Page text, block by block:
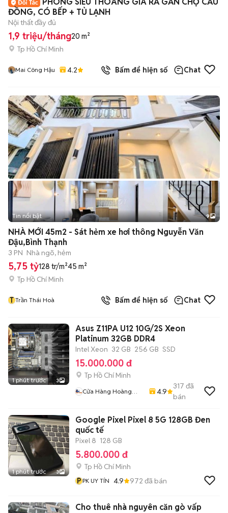
ĐỒNG, CÓ BẾP + TỦ LẠNH
Nội thất đầy đủ
1,9 triệu/tháng20 m²
Tp Hồ Chí Minh
Mai Công Hậu 4.2 Bấm để hiện số Chat
+2
Tin nổi bật 9
NHÀ MỚI 45m2 - Sát hẻm xe hơi thông Nguyễn Văn
Đậu,Bình Thạnh
3 PN Nhà ngõ, hẻm
5,75 tỷ128 tr/m²45 m²
Tp Hồ Chí Minh
T Trần Thái Hoà Bấm để hiện số Chat
1 phút trước 3
Asus Z11PA U12 10G/2S Xeon
Platinum 32GB DDR4
Intel Xeon 32 GB 256 GB SSD
15.000.000 đ
Tp Hồ Chí Minh
Cửa Hàng Hoàng
4.9
317 đã
bán
1 phút trước 3
Google Pixel Pixel 8 5G 128GB Đen
quốc tế
Pixel 8 128 GB
5.800.000 đ
Tp Hồ Chí Minh
P PK UY TÍN 4.9 972 đã bán
Cho thuê nhà nguyên căn gò vấp